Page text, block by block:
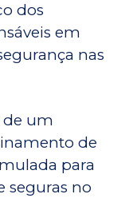
dos
em
nas
de um
de
para
seguras no